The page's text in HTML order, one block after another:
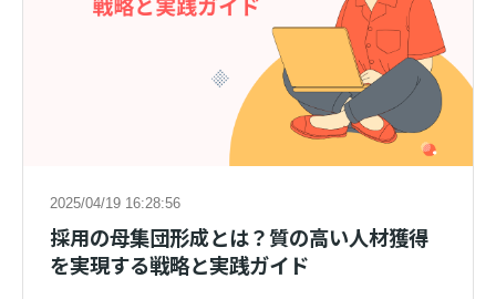
2025/04/19 16:28:56
採用の母集団形成とは？質の高い人材獲得
を実現する戦略と実践ガイド